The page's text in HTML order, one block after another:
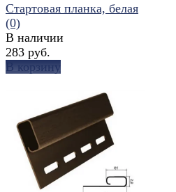
сравнить
Стартовая планка, белая
(0)
В наличии
283 руб.
В корзину